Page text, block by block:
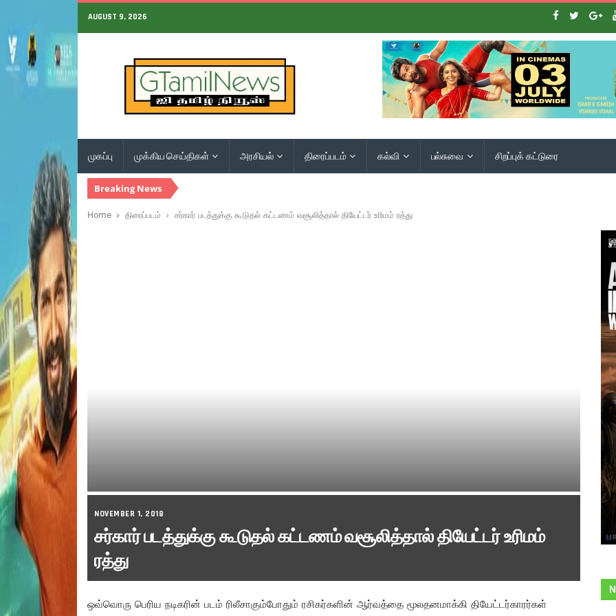
AUGUST 9, 2026
முகப்பு முக்கிய செய்திகள் அரசியல் திரைப்படம் கல்வி பல்சுவை சிறப்புக் கட்டுரை
Breaking News
Home திரைப்படம் சர்கார் படத்துக்கு கூடுதல் கட்டணம் வசூலித்தால் தியேட்டர் உரிமம் ரத்து
NOVEMBER 1, 2018
சர்கார் படத்துக்கு கூடுதல் கட்டணம் வசூலித்தால் தியேட்டர் உரிமம்
ரத்து
ஒவ்வொரு பெரிய நடிகரின் படம் ரிலீசாகும்போதும் ரசிகர்களின் ஆர்வத்தை மூலதனமாக்கி தியேட்டர்காரர்கள்